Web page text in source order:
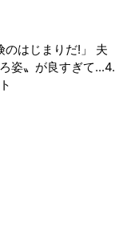
のはじまりだ!」 夫
姿〟が良すぎて...4.